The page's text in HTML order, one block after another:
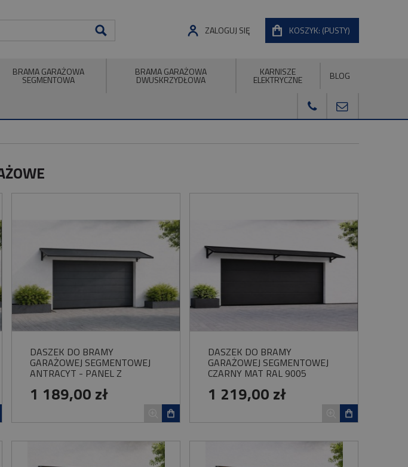
KOSZYK: (PUSTY)
ZALOGUJ SIĘ
BRAMA GARAŻOWA
SEGMENTOWA
BRAMA GARAŻOWA
DWUSKRZYDŁOWA
KARNISZE
ELEKTRYCZNE BLOG
DASZEK DO BRAMY
GARAŻOWEJ SEGMENTOWEJ
ANTRACYT - PANEL Z
1 189,00 zł
DASZEK DO BRAMY
GARAŻOWEJ SEGMENTOWEJ
CZARNY MAT RAL 9005
1 219,00 zł